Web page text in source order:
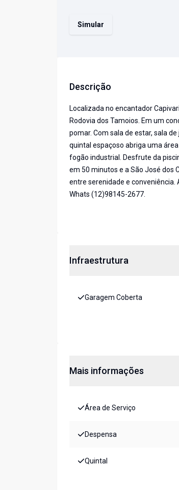
Simular
Descrição
Localizada no encantador
Rodovia dos Tamoios. Em um
pomar. Com sala de estar, sala
quintal espaçoso abriga uma
fogão industrial. Desfrute da
em 50 minutos e a São José dos
entre serenidade e
Whats (12)98145-2677.
Infraestrutura
Garagem Coberta
Mais informações
Área de Serviço
Despensa
Quintal